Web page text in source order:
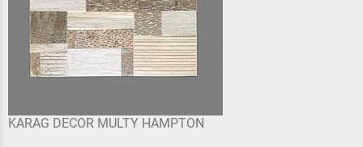
KARAG DECOR MULTY HAMPTON